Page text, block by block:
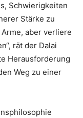
Schwierigkeiten
Stärke zu
aber verliere
rät der Dalai
Herausforderung
Weg zu einer